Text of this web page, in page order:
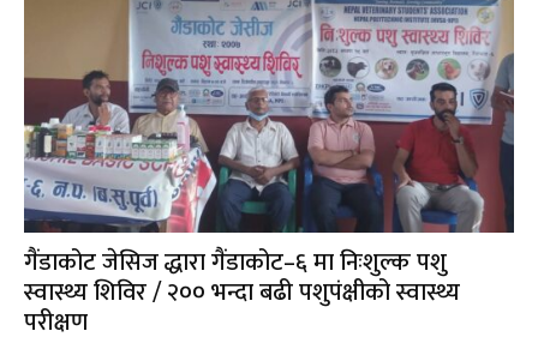
गैंडाकोट जेसिज द्धारा गैंडाकोट–६ मा निःशुल्क पशु
स्वास्थ्य शिविर / २०० भन्दा बढी पशुपंक्षीको स्वास्थ्य
परीक्षण